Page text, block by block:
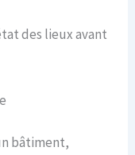
des lieux avant
bâtiment,